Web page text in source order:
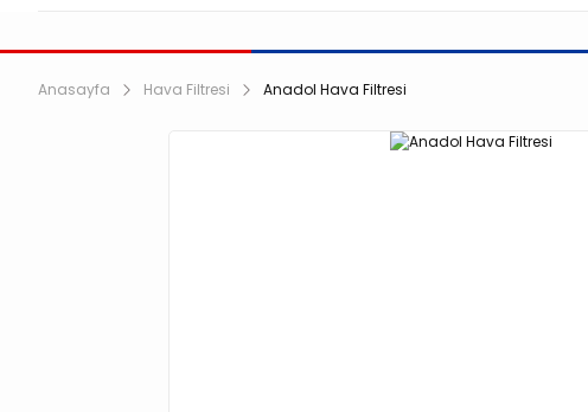
Anasayfa Hava Filtresi Anadol Hava Filtresi